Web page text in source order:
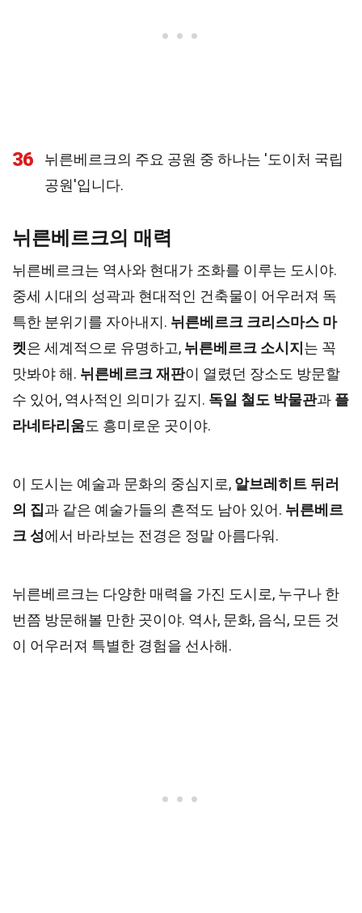
36
뉘른베르크의 주요 공원 중 하나는 '도이처 국립
공원'입니다.
뉘른베르크의 매력
뉘른베르크는 역사와 현대가 조화를 이루는 도시야.
중세 시대의 성곽과 현대적인 건축물이 어우러져 독
특한 분위기를 자아내지. 뉘른베르크 크리스마스 마
켓은 세계적으로 유명하고, 뉘른베르크 소시지 는 꼭
맛봐야 해. 뉘른베르크 재판이 열렸던 장소도 방문할
수 있어, 역사적인 의미가 깊지. 독일 철도 박물관과 플
라네타리움도 흥미로운 곳이야.
이 도시는 예술과 문화의 중심지로, 알브레히트 뒤러
의 집과 같은 예술가들의 흔적도 남아 있어. 뉘른베르
크 성에서 바라보는 전경은 정말 아름다워.
뉘른베르크는 다양한 매력을 가진 도시로, 누구나 한
번쯤 방문해볼 만한 곳이야. 역사, 문화, 음식, 모든 것
이 어우러져 특별한 경험을 선사해.